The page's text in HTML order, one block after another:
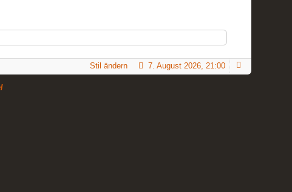
7. August 2026, 21:00
Stil ändern